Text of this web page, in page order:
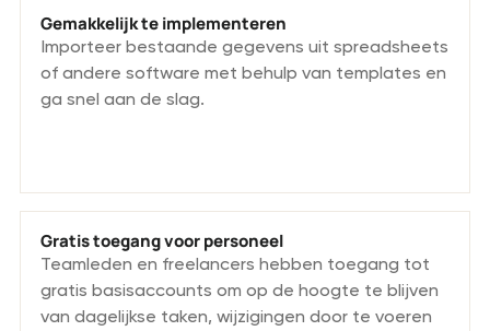
Gemakkelijk te implementeren
Importeer bestaande gegevens uit spreadsheets
of andere software met behulp van templates en
ga snel aan de slag.
Gratis toegang voor personeel
Teamleden en freelancers hebben toegang tot
gratis basisaccounts om op de hoogte te blijven
van dagelijkse taken, wijzigingen door te voeren